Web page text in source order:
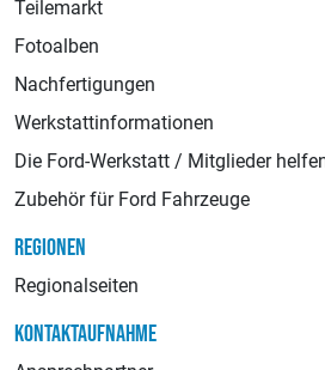
Teilemarkt
Fotoalben
Nachfertigungen
Werkstattinformationen
Die Ford-Werkstatt / Mitglieder
Zubehör für Ford Fahrzeuge
REGIONEN
Regionalseiten
KONTAKTAUFNAHME